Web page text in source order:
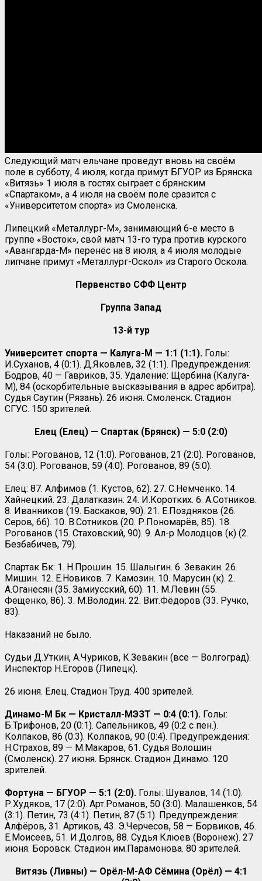
Следующий матч ельчане проведут вновь на своём
поле в субботу, 4 июля, когда примут БГУОР из Брянска.
«Витязь» 1 июля в гостях сыграет с брянским
«Спартаком», а 4 июля на своём поле сразится с
«Университетом спорта» из Смоленска.
Липецкий «Металлург-М», занимающий 6-е место в
группе «Восток», свой матч 13-го тура против курского
«Авангарда-М» перенёс на 8 июля, а 4 июля молодые
липчане примут «Металлург-Оскол» из Старого Оскола.
Первенство СФФ Центр
Группа Запад
13-й тур
Университет спорта — Калуга-М — 1:1 (1:1). Голы:
И.Суханов, 4 (0:1). Д.Яковлев, 32 (1:1). Предупреждения:
Бодров, 40 — Гавриков, 35. Удаление: Щербина (Калуга-
М), 84 (оскорбительные высказывания в адрес арбитра).
Судья Саутин (Рязань). 26 июня. Смоленск. Стадион
СГУС. 150 зрителей.
Елец (Елец) — Спартак (Брянск) — 5:0 (2:0)
Голы: Рогованов, 12 (1:0). Рогованов, 21 (2:0). Рогованов,
54 (3:0). Рогованов, 59 (4:0). Рогованов, 89 (5:0).
Елец: 87. Алфимов (1. Кустов, 62). 27. С.Немченко. 14.
Хайнецкий. 23. Далатказин. 24. И.Коротких. 6. А.Сотников.
8. Иванников (19. Баскаков, 90). 21. Е.Поздняков (26.
Серов, 66). 10. В.Сотников (20. Р.Пономарёв, 85). 18.
Рогованов (15. Стаховский, 90). 9. Ал-р Молодцов (к) (2.
Безбабичев, 79).
Спартак Бк: 1. Н.Прошин. 15. Шалыгин. 6. Зевакин. 26.
Мишин. 12. Е.Новиков. 7. Камозин. 10. Марусин (к). 2.
А.Оганесян (35. Замиусский, 60). 11. М.Левин (55.
Фещенко, 86). 3. М.Володин. 22. Вит.Фёдоров (33. Ручко,
83).
Наказаний не было.
Судьи Д.Уткин, А.Чуриков, К.Зевакин (все — Волгоград).
Инспектор Н.Егоров (Липецк).
26 июня. Елец. Стадион Труд. 400 зрителей.
Динамо-М Бк — Кристалл-МЭЗТ — 0:4 (0:1). Голы:
Б.Трифонов, 20 (0:1). Сапельников, 49 (0:2 с пен.).
Колпаков, 86 (0:3). Колпаков, 90 (0:4). Предупреждения:
Н.Страхов, 89 — М.Макаров, 61. Судья Волошин
(Смоленск). 27 июня. Брянск. Стадион Динамо. 120
зрителей.
Фортуна — БГУОР — 5:1 (2:0). Голы: Шувалов, 14 (1:0).
Р.Худяков, 17 (2:0). Арт.Романов, 50 (3:0). Малашенков, 54
(3:1). Петин, 73 (4:1). Петин, 87 (5:1). Предупреждения:
Алфёров, 31. Артиков, 43. Э.Черчесов, 58 — Борвиков, 46.
Е.Моисеев, 51. И.Долгов, 88. Судья Клюев (Воронеж). 27
июня. Боровск. Стадион им.Парамонова. 80 зрителей.
Витязь (Ливны) — Орёл-М-АФ Сёмина (Орёл) — 4:1